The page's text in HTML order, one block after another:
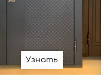
Узнать